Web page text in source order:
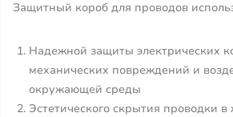
Защитный короб для проводов
Надежной защиты электрических
механических повреждений и
окружающей среды
Эстетического скрытия проводки